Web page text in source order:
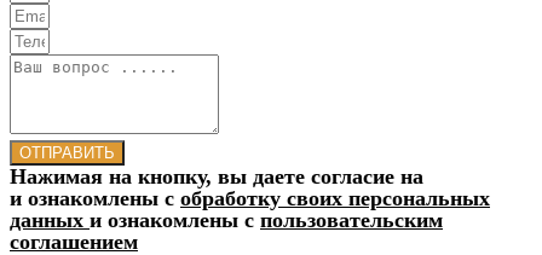
ОТПРАВИТЬ
Нажимая на кнопку, вы даете согласие на
и ознакомлены с обработку своих персональных
данных и ознакомлены с пользовательским
соглашением